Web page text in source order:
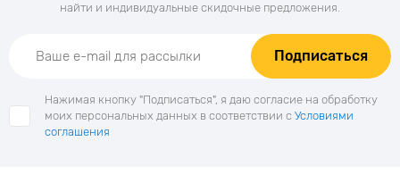
найти и индивидуальные скидочные предложения.
Подписаться
Нажимая кнопку "Подписаться", я даю согласие на обработку
моих персональных данных в соответствии с Условиями
соглашения